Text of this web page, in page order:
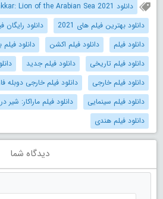
دانلود Marakkar: Lion of the Arabian Sea 2021 دوبله فارسی
دانلود بهترین فیلم های 2021
دانلود رایگان
دانلود فیلم
دانلود فیلم اکشن
دانلود
دانلود فیلم تاریخی
دانلود فیلم جدید
دانلود فیلم خارجی
دانلود فیلم خارجی دوبله
دانلود فیلم سینمایی
دانلود فیلم ماراکار:
دانلود فیلم هندی
دیدگاه شما